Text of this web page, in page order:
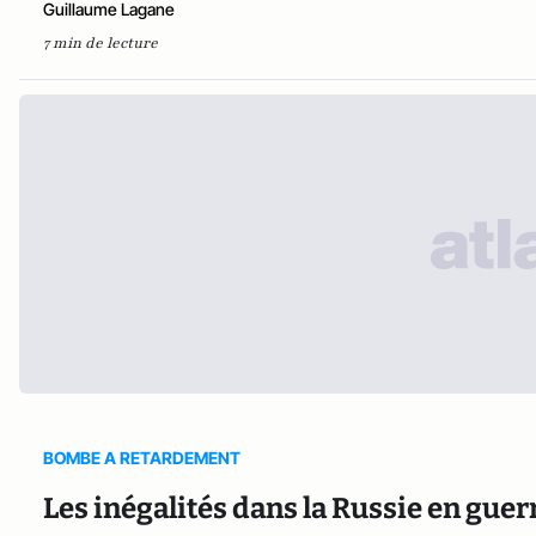
Guillaume Lagane
7 min de lecture
BOMBE A RETARDEMENT
Les inégalités dans la Russie en